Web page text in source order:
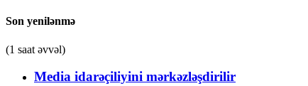
Son yenilənmə
(1 saat əvvəl)
Media idarəçiliyini mərkəzləşdirilir